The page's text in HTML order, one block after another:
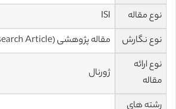
نوع مقاله
ISI
نوع نگارش
مقاله پژوهشی (Research Article)
نوع ارائه
مقاله
ژورنال
رشته های